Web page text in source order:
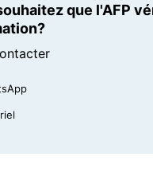
que l'AFP